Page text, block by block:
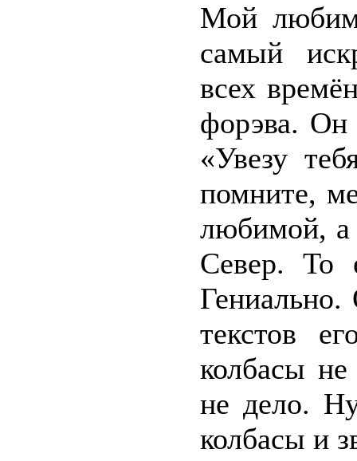
Мой
самый
всех
форэва. Он
«Увезу
помните,
любимой, а
Север. То
текстов
колбасы
не дело.
колбасы и